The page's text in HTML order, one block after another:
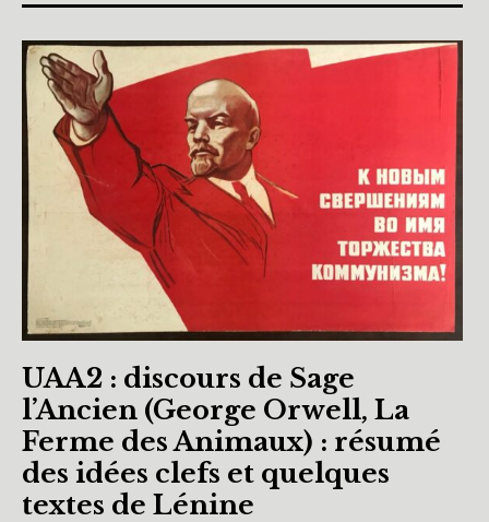
UAA2 : discours de Sage
l’Ancien (George Orwell, La
Ferme des Animaux) : résumé
des idées clefs et quelques
textes de Lénine